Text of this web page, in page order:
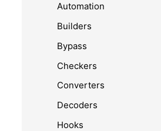
Automation
Builders
Bypass
Checkers
Converters
Decoders
Hooks